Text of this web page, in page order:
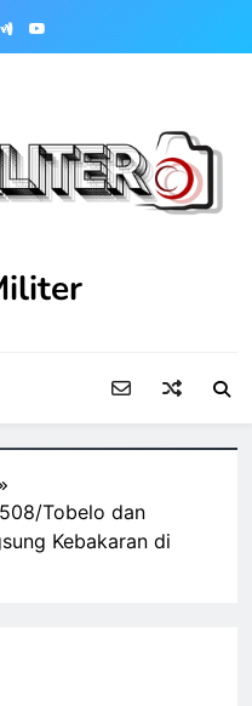
Tobelo dan
Kebakaran di